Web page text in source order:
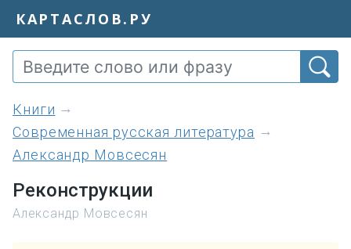
КАРТАСЛОВ.РУ
книги
Современная русская литература
Александр Мовсесян
Реконструкции
Александр Мовсесян